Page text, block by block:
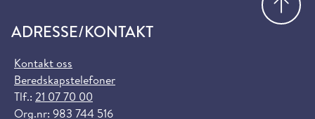
ADRESSE/KONTAKT
Kontakt oss
Beredskapstelefoner
Tlf.: 21 07 70 00
Org.nr: 983 744 516